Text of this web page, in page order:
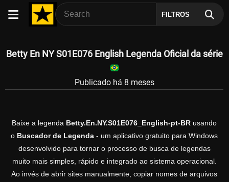
FILTROS
Betty En NY S01E076 English Legenda Oficial da série
Publicado há 8 meses
Baixe a legenda Betty.En.NY.S01E076_English-pt-BR usando
o Buscador de Legenda - um aplicativo gratuito para Windows
desenvolvido para tornar o processo de busca de legendas
muito mais simples, rápido e integrado ao sistema operacional.
Ao invés de abrir sites manualmente, copiar nomes de arquivos